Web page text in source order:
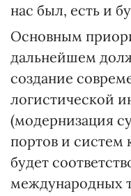
нас был, есть и
Основным
дальнейшем
создание
логистической
(модернизация
портов и систем
будет
международных